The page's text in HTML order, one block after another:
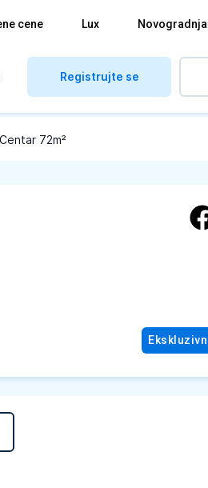
cene Lux Novogradnja
Registrujte se
72m²